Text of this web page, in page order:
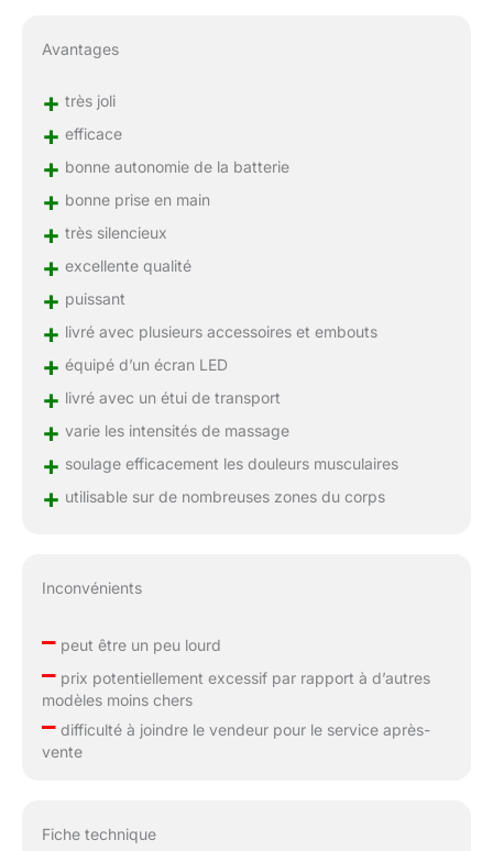
Avantages
+ très joli
+ efficace
+ bonne autonomie de la batterie
+ bonne prise en main
+ très silencieux
+ excellente qualité
+ puissant
+ livré avec plusieurs accessoires et embouts
+ équipé d’un écran LED
+ livré avec un étui de transport
+ varie les intensités de massage
+ soulage efficacement les douleurs musculaires
+ utilisable sur de nombreuses zones du corps
Inconvénients
–peut être un peu lourd
–prix potentiellement excessif par rapport à d’autres
modèles moins chers
–difficulté à joindre le vendeur pour le service après-
vente
Fiche technique